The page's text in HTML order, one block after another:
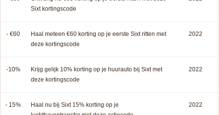
Sixt kortingscode
- €60
Haal meteen €60 korting op je eerste Sixt ritten met
deze kortingscode
2022
-10%
Krijg gelijk 10% korting op je huurauto bij Sixt met
deze kortingscode
2022
- 15%
Haal nu bij Sixt 15% korting op je
2022